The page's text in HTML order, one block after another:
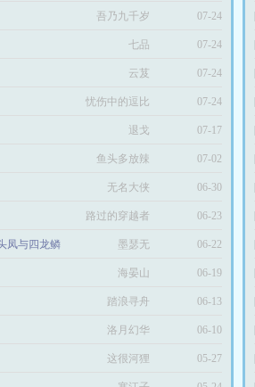
吾乃九千岁 07-24
七品 07-24
云芨 07-24
忧伤中的逗比 07-24
退戈 07-17
鱼头多放辣 07-02
无名大侠 06-30
路过的穿越者 06-23
凤与四龙鳞 墨瑟无 06-22
海晏山 06-19
踏浪寻舟 06-13
洛月幻华 06-10
这很河狸 05-27